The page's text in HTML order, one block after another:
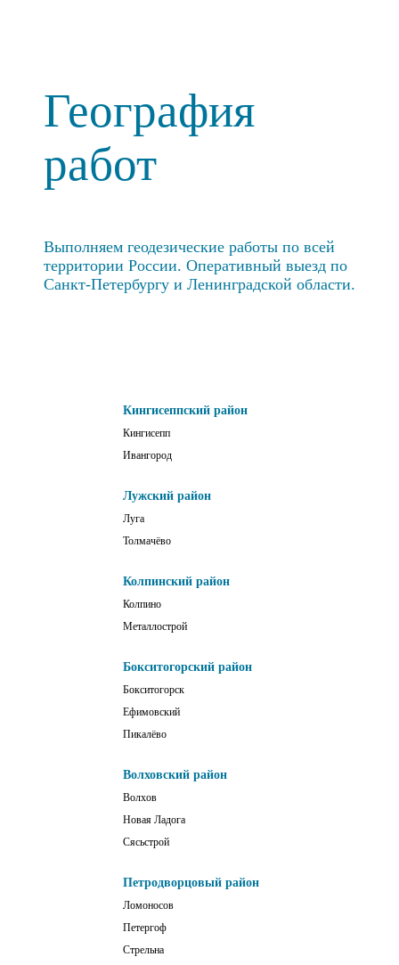
География
работ
Выполняем геодезические работы по всей
территории России. Оперативный выезд по
Санкт-Петербургу и Ленинградской области.
Кингисеппский район
Кингисепп
Ивангород
Лужский район
Луга
Толмачёво
Колпинский район
Колпино
Металлострой
Бокситогорский район
Бокситогорск
Ефимовский
Пикалёво
Волховский район
Волхов
Новая Ладога
Сясьстрой
Петродворцовый район
Ломоносов
Петергоф
Стрельна